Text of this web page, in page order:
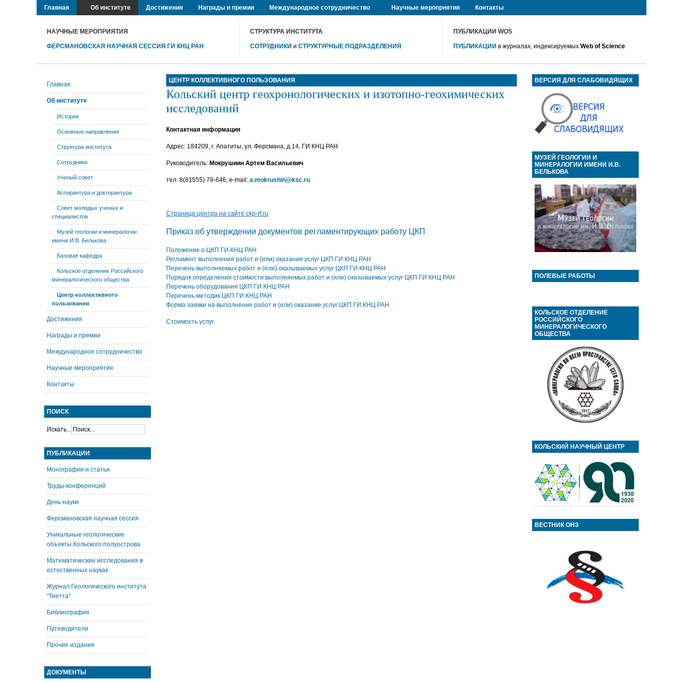
Главная Об институте Достижения Награды и премии Международное сотрудничество Научные мероприятия Контакты
НАУЧНЫЕ МЕРОПРИЯТИЯ
ФЕРСМАНОВСКАЯ НАУЧНАЯ СЕССИЯ ГИ КНЦ РАН
СТРУКТУРА ИНСТИТУТА
СОТРУДНИКИ и СТРУКТУРНЫЕ ПОДРАЗДЕЛЕНИЯ
ПУБЛИКАЦИИ WOS
ПУБЛИКАЦИИ в журналах, индексируемыхWeb of Science
ЦЕНТР КОЛЛЕКТИВНОГО ПОЛЬЗОВАНИЯ
Кольский центр геохронологических и изотопно-геохимических
исследований
Контактная информация
Адрес: 184209, г. Апатиты, ул. Ферсмана, д.14, ГИ КНЦ РАН
Руководитель: Мокрушиин Артем Васильевич
тел: 8(81555) 79-646; e-mail: a.mokrushin@ksc.ru
Страница центра на сайте ckp-rf.ru
Приказ об утверждении документов регламентирующих работу ЦКП
Положение о ЦКП ГИ КНЦ РАН
Регламент выполнения работ и (или) оказания услуг ЦКП ГИ КНЦ РАН
Перечень выполняемых работ и (или) оказываемых услуг ЦКП ГИ КНЦ РАН
Порядок определения стоимости выполняемых работ и (или) оказываемых услуг ЦКП ГИ КНЦ РАН
Перечень оборудования ЦКП ГИ КНЦ РАН
Перечень методик ЦКП ГИ КНЦ РАН
Форма заявки на выполнение работ и (или) оказание услуг ЦКП ГИ КНЦ РАН
Cтоимоcть уcлуr
Главная
Об институте
История
Основные направления
Структура института
Сотрудники
Ученый совет
Аспирантура и докторантура
Совет молодых ученых и
специалистов
Музей геологии и минералогии
имени И.В. Белькова
Базовая кафедра
Кольское отделение Российского
минералогического общества
Центр коллективного
пользования
Достижения
Награды и премии
Международное сотрудничество
Научные мероприятия
Контакты
ПОИСК
Искать...
ПУБЛИКАЦИИ
Монографии и статьи
Труды конференций
День науки
Ферсмановская научная сессия
Уникальные геологические
объекты Кольского полуострова
Математические исследования в
естественных науках
Журнал Геологического института
"Тиетта"
Библиография
Путеводители
Прочие издания
ДОКУМЕНТЫ
ВЕРСИЯ ДЛЯ СЛАБОВИДЯЩИХ
МУЗЕЙ ГЕОЛОГИИ И
МИНЕРАЛОГИИ ИМЕНИ И.В.
БЕЛЬКОВА
ПОЛЕВЫЕ РАБОТЫ
КОЛЬСКОЕ ОТДЕЛЕНИЕ
РОССИЙСКОГО
МИНЕРАЛОГИЧЕСКОГО
ОБЩЕСТВА
КОЛЬСКИЙ НАУЧНЫЙ ЦЕНТР
ВЕСТНИК ОНЗ